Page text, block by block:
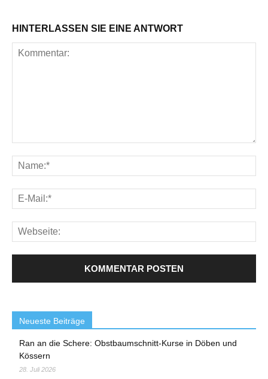
HINTERLASSEN SIE EINE ANTWORT
Neueste Beiträge
Ran an die Schere: Obstbaumschnitt-Kurse in Döben und
Kössern
28. Juli 2026